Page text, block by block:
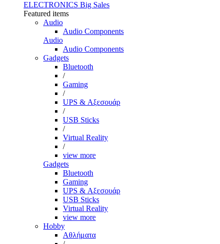
ELECTRONICS Big Sales
Featured items
Audio
Audio Components
Audio
Audio Components
Gadgets
Bluetooth
/
Gaming
/
UPS & Αξεσουάρ
/
USB Sticks
/
Virtual Reality
/
view more
Gadgets
Bluetooth
Gaming
UPS & Αξεσουάρ
USB Sticks
Virtual Reality
view more
Hobby
Αθλήματα